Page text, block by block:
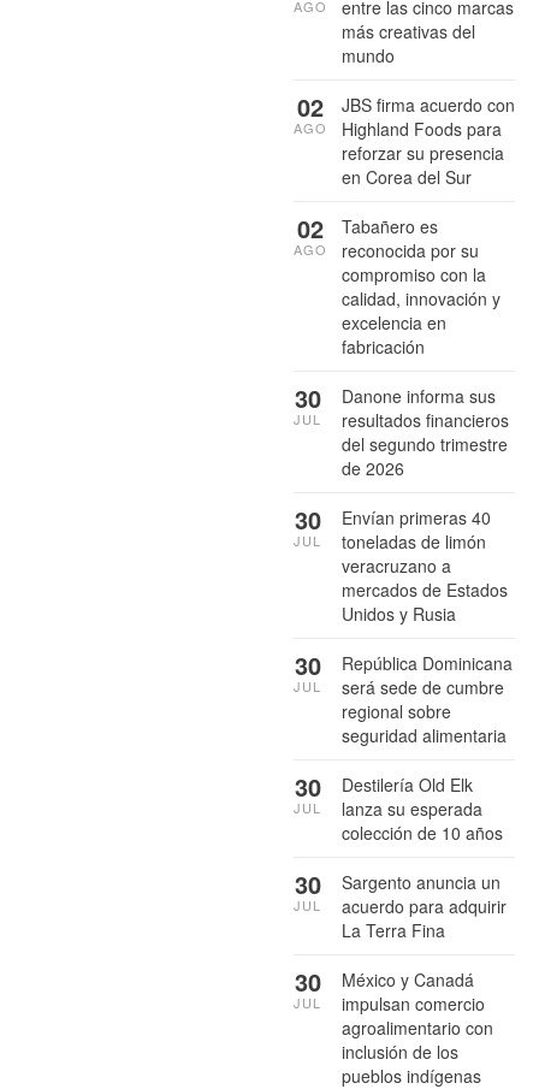
entre las cinco marcas
más creativas del
mundo
AGO
JBS firma acuerdo con
Highland Foods para
reforzar su presencia
en Corea del Sur
02
AGO
Tabañero es
reconocida por su
compromiso con la
calidad, innovación y
excelencia en
fabricación
02
AGO
Danone informa sus
resultados financieros
del segundo trimestre
de 2026
30
JUL
Envían primeras 40
toneladas de limón
veracruzano a
mercados de Estados
Unidos y Rusia
30
JUL
República Dominicana
será sede de cumbre
regional sobre
seguridad alimentaria
30
JUL
Destilería Old Elk
lanza su esperada
colección de 10 años
30
JUL
Sargento anuncia un
acuerdo para adquirir
La Terra Fina
30
JUL
México y Canadá
impulsan comercio
agroalimentario con
inclusión de los
pueblos indígenas
30
JUL